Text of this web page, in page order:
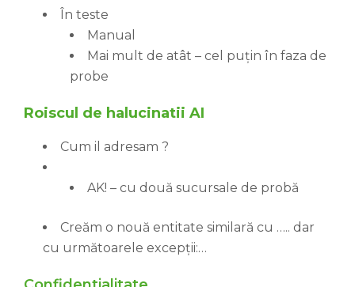
În teste
Manual
Mai mult de atât – cel puțin în faza de
probe
Roiscul de halucinatii AI
Cum il adresam ?
AK! – cu două sucursale de probă
Creăm o nouă entitate similară cu ….. dar
cu următoarele excepții:…